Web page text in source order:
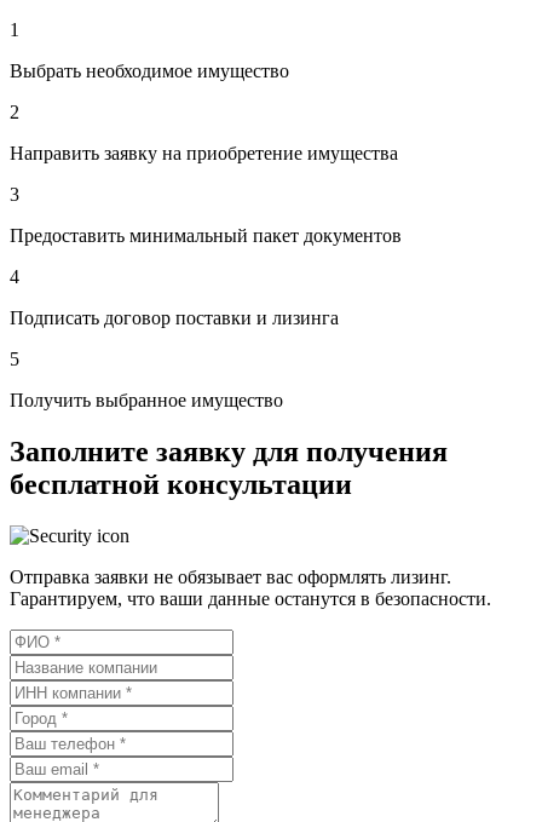
1
Выбрать необходимое имущество
2
Направить заявку на приобретение имущества
3
Предоставить минимальный пакет документов
4
Подписать договор поставки и лизинга
5
Получить выбранное имущество
Заполните заявку для получения
бесплатной консультации
Отправка заявки не обязывает вас оформлять лизинг.
Гарантируем, что ваши данные останутся в безопасности.